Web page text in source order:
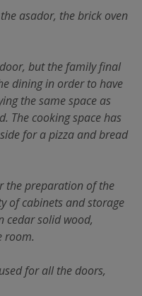
asador, the brick oven
but the family final
dining in order to have
the same space as
The cooking space has
for a pizza and bread
the preparation of the
of cabinets and storage
cedar solid wood,
room.
for all the doors,